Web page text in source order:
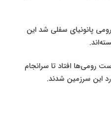
پانونیای سفلی شد این
رومی‌ها افتاد تا سرانجام
این سرزمین شدند.